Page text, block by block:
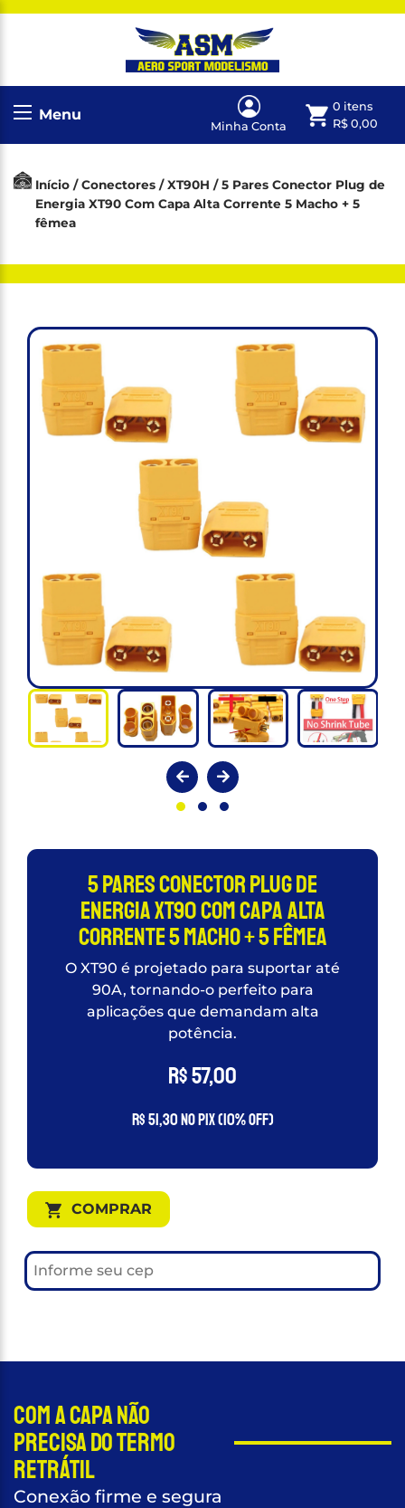
Menu
Minha Conta
0 itens
R$ 0,00
Início /Conectores /XT90H / 5 Pares Conector Plug de
Energia XT90 Com Capa Alta Corrente 5 Macho + 5
fêmea
5 Pares Conector Plug de
Energia XT90 Com Capa Alta
Corrente 5 Macho + 5 fêmea
O XT90 é projetado para suportar até
90A, tornando-o perfeito para
aplicações que demandam alta
potência.
R$57,00
R$51,30no PIX (10% OFF)
COMPRAR
Com a capa não
precisa do termo
retrátil
Conexão firme e segura